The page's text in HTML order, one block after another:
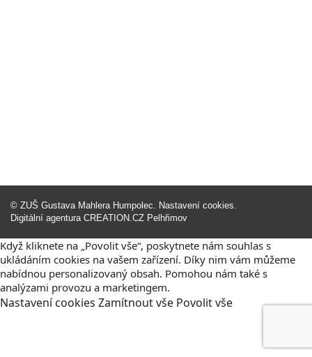
© ZUŠ Gustava Mahlera Humpolec. Nastavení cookies.
Digitální agentura CREATION.CZ Pelhřimov
Když kliknete na „Povolit vše“, poskytnete nám souhlas s
ukládáním cookies na vašem zařízení. Díky nim vám můžeme
nabídnou personalizovaný obsah. Pomohou nám také s
analýzami provozu a marketingem.
Nastavenícookies Zamítnoutvše Povolitvše